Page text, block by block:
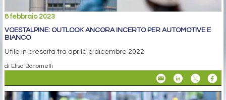
8 febbraio 2023
VOESTALPINE: OUTLOOK ANCORA INCERTO PER AUTOMOTIVE E
BIANCO
Utile in crescita tra aprile e dicembre 2022
di Elisa Bonomelli